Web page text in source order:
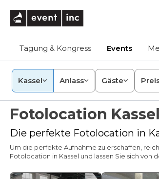
Tagung & Kongress Events
Kassel Anlass Gäste
Fotolocation Kassel
Die perfekte Fotolocation in
Um die perfekte Aufnahme zu erschaffen,
Fotolocation in Kassel und lassen Sie sich von